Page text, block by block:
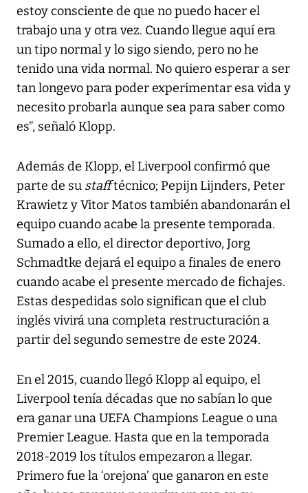
estoy consciente de que no puedo hacer el
trabajo una y otra vez. Cuando llegue aquí era
un tipo normal y lo sigo siendo, pero no he
tenido una vida normal. No quiero esperar a ser
tan longevo para poder experimentar esa vida y
necesito probarla aunque sea para saber como
es”, señaló Klopp.
Además de Klopp, el Liverpool confirmó que
parte de su stafftécnico; Pepijn Lijnders, Peter
Krawietz y Vitor Matos también abandonarán el
equipo cuando acabe la presente temporada.
Sumado a ello, el director deportivo, Jorg
Schmadtke dejará el equipo a finales de enero
cuando acabe el presente mercado de fichajes.
Estas despedidas solo significan que el club
inglés vivirá una completa restructuración a
partir del segundo semestre de este 2024.
En el 2015, cuando llegó Klopp al equipo, el
Liverpool tenía décadas que no sabían lo que
era ganar una UEFA Champions League o una
Premier League. Hasta que en la temporada
2018-2019 los títulos empezaron a llegar.
Primero fue la ‘orejona’ que ganaron en este